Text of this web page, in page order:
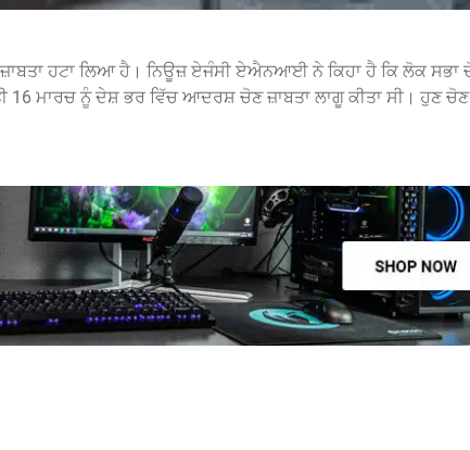
ਹਟਾ ਲਿਆ ਹੈ। ਨਿਊਜ਼ ਏਜੰਸੀ ਏਐਨਆਈ ਨੇ ਕਿਹਾ ਹੈ ਕਿ ਲੋਕ ਸਭਾ
16 ਮਾਰਚ ਨੂੰ ਦੇਸ਼ ਭਰ ਵਿੱਚ ਆਦਰਸ਼ ਚੋਣ ਜ਼ਾਬਤਾ ਲਾਗੂ ਕੀਤਾ ਸੀ। ਹੁਣ